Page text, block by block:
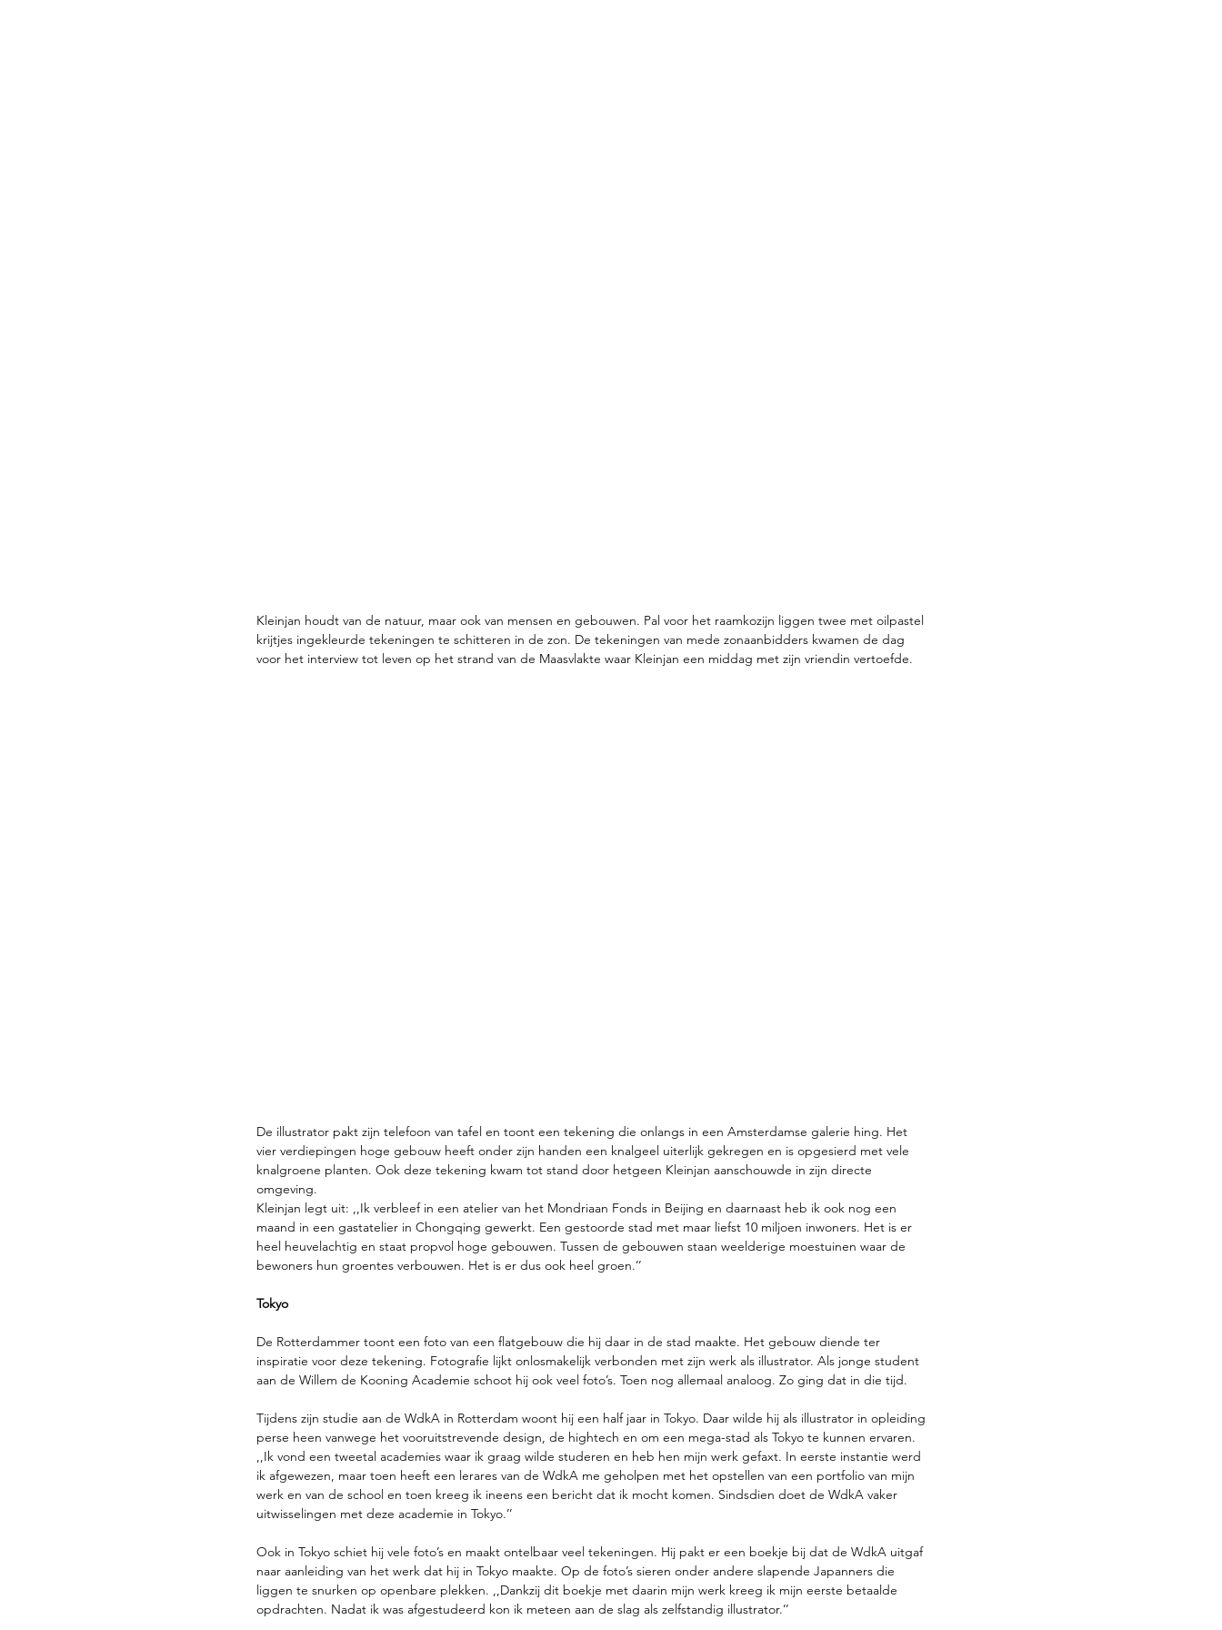
Kleinjan houdt van de natuur, maar ook van mensen en gebouwen. Pal voor het raamkozijn liggen twee met oilpastel
krijtjes ingekleurde tekeningen te schitteren in de zon. De tekeningen van mede zonaanbidders kwamen de dag
voor het interview tot leven op het strand van de Maasvlakte waar Kleinjan een middag met zijn vriendin vertoefde.
De illustrator pakt zijn telefoon van tafel en toont een tekening die onlangs in een Amsterdamse galerie hing. Het
vier verdiepingen hoge gebouw heeft onder zijn handen een knalgeel uiterlijk gekregen en is opgesierd met vele
knalgroene planten. Ook deze tekening kwam tot stand door hetgeen Kleinjan aanschouwde in zijn directe
omgeving.
Kleinjan legt uit: ,,Ik verbleef in een atelier van het Mondriaan Fonds in Beijing en daarnaast heb ik ook nog een
maand in een gastatelier in Chongqing gewerkt. Een gestoorde stad met maar liefst 10 miljoen inwoners. Het is er
heel heuvelachtig en staat propvol hoge gebouwen. Tussen de gebouwen staan weelderige moestuinen waar de
bewoners hun groentes verbouwen. Het is er dus ook heel groen.’’
Tokyo
De Rotterdammer toont een foto van een flatgebouw die hij daar in de stad maakte. Het gebouw diende ter
inspiratie voor deze tekening. Fotografie lijkt onlosmakelijk verbonden met zijn werk als illustrator. Als jonge student
aan de Willem de Kooning Academie schoot hij ook veel foto’s. Toen nog allemaal analoog. Zo ging dat in die tijd.
Tijdens zijn studie aan de WdkA in Rotterdam woont hij een half jaar in Tokyo. Daar wilde hij als illustrator in opleiding
perse heen vanwege het vooruitstrevende design, de hightech en om een mega-stad als Tokyo te kunnen ervaren.
,,Ik vond een tweetal academies waar ik graag wilde studeren en heb hen mijn werk gefaxt. In eerste instantie werd
ik afgewezen, maar toen heeft een lerares van de WdkA me geholpen met het opstellen van een portfolio van mijn
werk en van de school en toen kreeg ik ineens een bericht dat ik mocht komen. Sindsdien doet de WdkA vaker
uitwisselingen met deze academie in Tokyo.’’
Ook in Tokyo schiet hij vele foto’s en maakt ontelbaar veel tekeningen. Hij pakt er een boekje bij dat de WdkA uitgaf
naar aanleiding van het werk dat hij in Tokyo maakte. Op de foto’s sieren onder andere slapende Japanners die
liggen te snurken op openbare plekken. ,,Dankzij dit boekje met daarin mijn werk kreeg ik mijn eerste betaalde
opdrachten. Nadat ik was afgestudeerd kon ik meteen aan de slag als zelfstandig illustrator.’’